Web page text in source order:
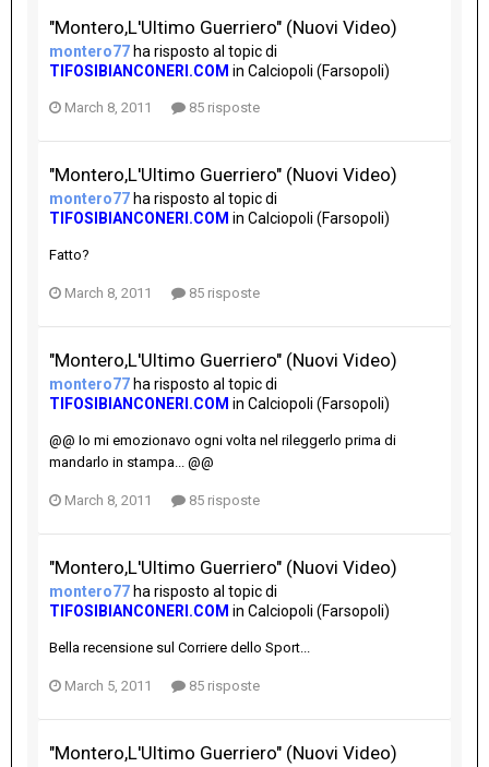
"Montero,L'Ultimo Guerriero" (Nuovi Video)
montero77 ha risposto al topic di
TIFOSIBIANCONERI.COM in Calciopoli (Farsopoli)
March 8, 2011 85 risposte
"Montero,L'Ultimo Guerriero" (Nuovi Video)
montero77 ha risposto al topic di
TIFOSIBIANCONERI.COM in Calciopoli (Farsopoli)
Fatto?
March 8, 2011 85 risposte
"Montero,L'Ultimo Guerriero" (Nuovi Video)
montero77 ha risposto al topic di
TIFOSIBIANCONERI.COM in Calciopoli (Farsopoli)
@@ Io mi emozionavo ogni volta nel rileggerlo prima di
mandarlo in stampa... @@
March 8, 2011 85 risposte
"Montero,L'Ultimo Guerriero" (Nuovi Video)
montero77 ha risposto al topic di
TIFOSIBIANCONERI.COM in Calciopoli (Farsopoli)
Bella recensione sul Corriere dello Sport...
March 5, 2011 85 risposte
"Montero,L'Ultimo Guerriero" (Nuovi Video)